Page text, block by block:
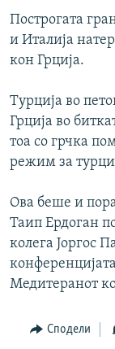
Построгата
и Италија
кон Грција.
Турција во
Грција во
тоа со грчка
режим за
Ова беше и
Таип Ердоган
колега Јоргос
Медитеранот
Сподели